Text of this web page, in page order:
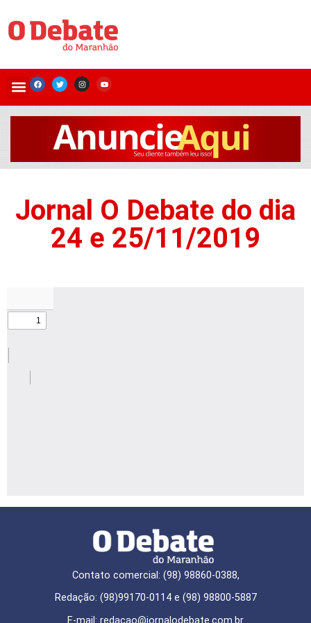
Jornal O Debate do dia
24 e 25/11/2019
Contato comercial: (98) 98860-0388,
Redação: (98)99170-0114 e (98) 98800-5887
E-mail: redaçao@jornalodebate.com.br